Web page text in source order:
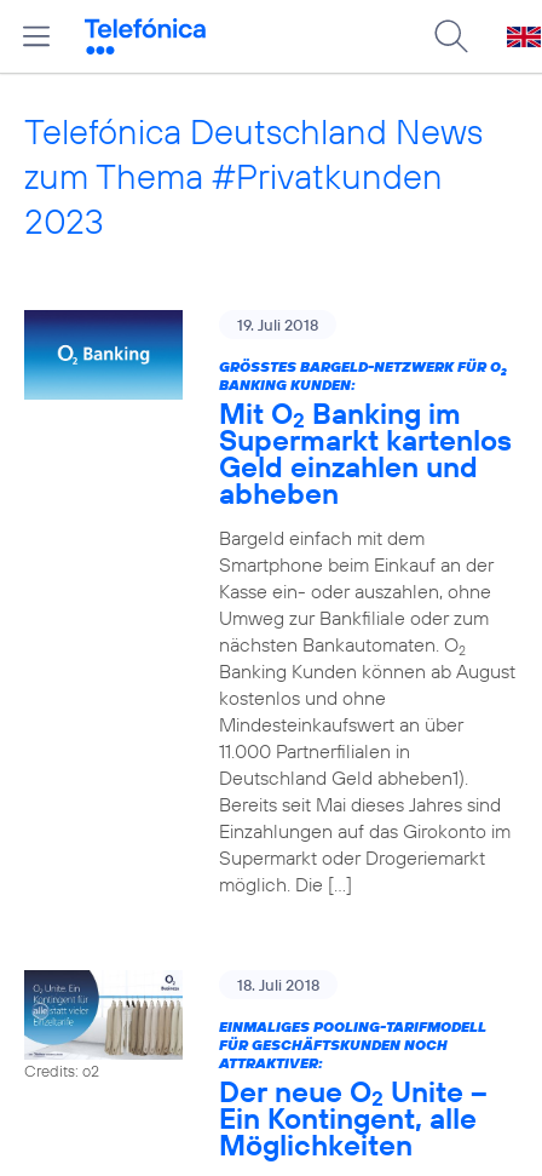
Telefónica Deutschland News
zum Thema #Privatkunden
2023
19. Juli 2018
GRÖSSTES BARGELD-NETZWERK FÜR O 2
BANKING KUNDEN:
Mit O2 Banking im
Supermarkt kartenlos
Geld einzahlen und
abheben
Bargeld einfach mit dem
Smartphone beim Einkauf an der
Kasse ein- oder auszahlen, ohne
Umweg zur Bankfiliale oder zum
nächsten Bankautomaten. O2
Banking Kunden können ab August
kostenlos und ohne
Mindesteinkaufswert an über
11.000 Partnerfilialen in
Deutschland Geld abheben1).
Bereits seit Mai dieses Jahres sind
Einzahlungen auf das Girokonto im
Supermarkt oder Drogeriemarkt
möglich. Die […]
Credits: o2
18. Juli 2018
EINMALIGES POOLING-TARIFMODELL
FÜR GESCHÄFTSKUNDEN NOCH
ATTRAKTIVER:
Der neue O2 Unite –
Ein Kontingent, alle
Möglichkeiten